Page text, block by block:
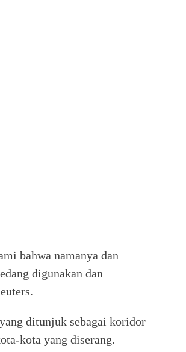
bahwa namanya dan
digunakan dan
ditunjuk sebagai koridor
kota yang diserang.